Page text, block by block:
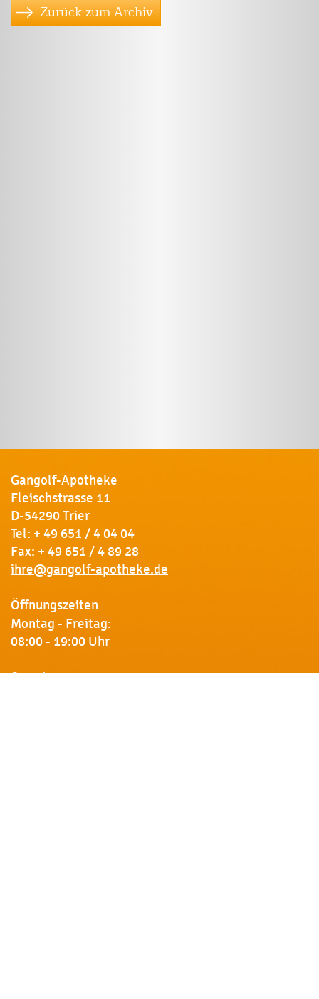
Zurück zum Archiv
Gangolf-Apotheke
Fleischstrasse 11
D-54290 Trier
Tel: + 49 651 / 4 04 04
Fax: + 49 651 / 4 89 28
ihre@gangolf-apotheke.de
Öffnungszeiten
Montag - Freitag:
08:00 - 19:00 Uhr
Samstag: